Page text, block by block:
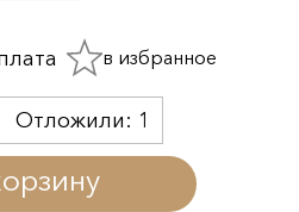
Отложили: 1
в избранное